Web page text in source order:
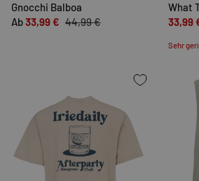
Gnocchi Balboa
Ab33,99 € 44,99 €
What
33,99
Sehr